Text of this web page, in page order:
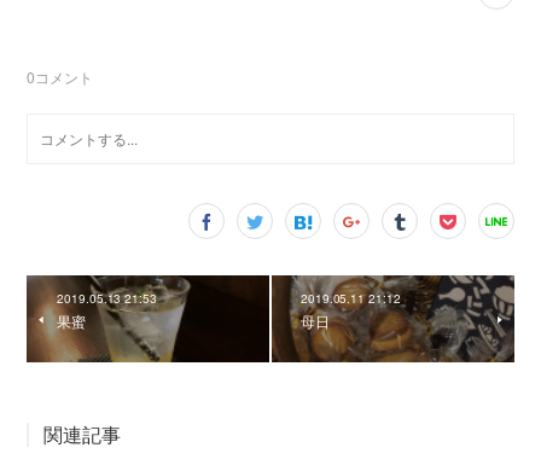
0コメント
2019.05.13 21:53
果蜜
2019.05.11 21:12
母日
関連記事